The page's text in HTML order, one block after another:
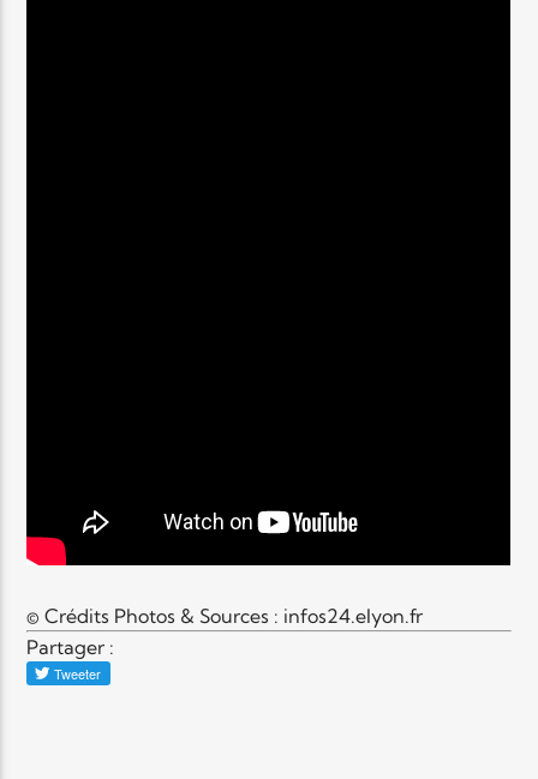
© Crédits Photos & Sources : infos24.elyon.fr
Partager :